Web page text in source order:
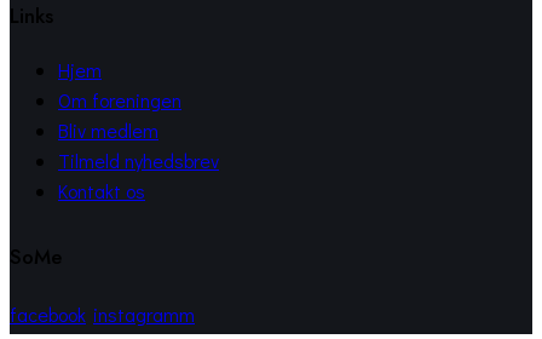
Links
Hjem
Om foreningen
Bliv medlem
Tilmeld nyhedsbrev
Kontakt os
SoMe
facebook instagramm